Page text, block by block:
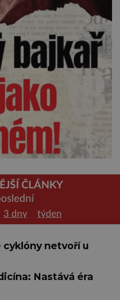
ČLÁNKY
3 dny týden
netvoří u
Nastává éra